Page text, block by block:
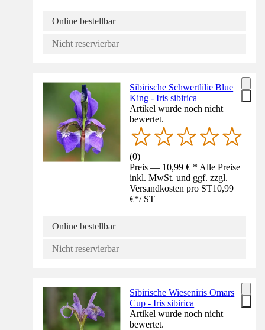
Online bestellbar
Nicht reservierbar
Sibirische Schwertlilie Blue
King - Iris sibirica
Artikel wurde noch nicht
bewertet.
(0)
Preis — 10,99 € * Alle Preise
inkl. MwSt. und ggf. zzgl.
Versandkosten pro ST10,99
€*/ ST
Online bestellbar
Nicht reservierbar
Sibirische Wieseniris Omars
Cup - Iris sibirica
Artikel wurde noch nicht
bewertet.